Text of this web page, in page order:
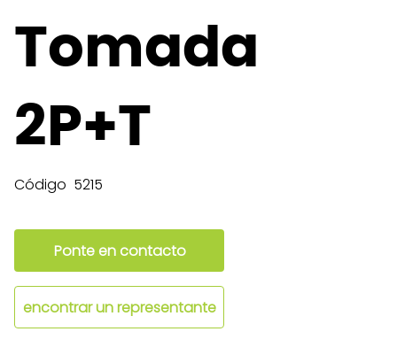
Tomada
2P+T
Código 5215
Ponte en contacto
encontrar un representante